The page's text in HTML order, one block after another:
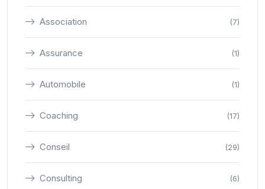
Association (7)
Assurance (1)
Automobile (1)
Coaching (17)
Conseil (29)
Consulting (6)